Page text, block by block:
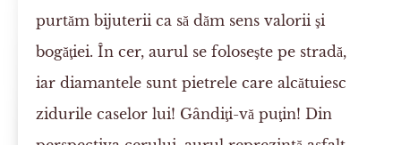
purtăm bijuterii ca să dăm sens valorii şi
bogăţiei. În cer, aurul se foloseşte pe stradă,
iar diamantele sunt pietrele care alcătuiesc
zidurile caselor lui! Gândiţi-vă puţin! Din